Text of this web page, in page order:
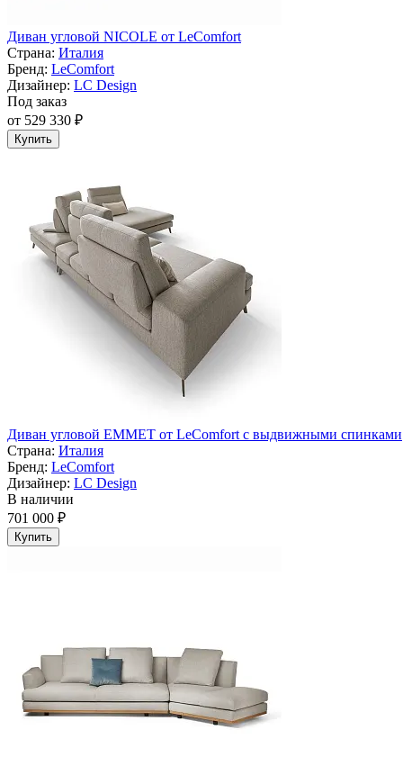
Диван угловой NICOLE от LeComfort
Страна: Италия
Бренд: LeComfort
Дизайнер: LC Design
Под заказ
от 529 330 ₽
Купить
Диван угловой EMMET от LeComfort с выдвижными спинками
Страна: Италия
Бренд: LeComfort
Дизайнер: LC Design
В наличии
701 000 ₽
Купить